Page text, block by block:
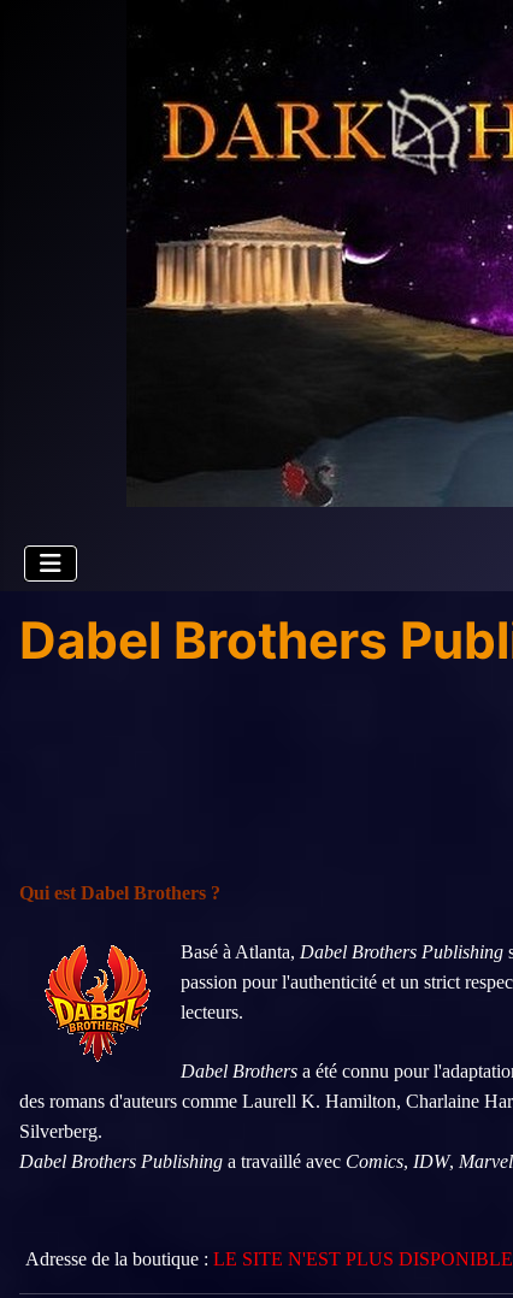
Dabel Brothers
Qui est Dabel Brothers ?
Basé à Atlanta, Dabel Brothers Publishing
passion pour l'authenticité et un strict
lecteurs.
Dabel Brothers a été connu pour
des romans d'auteurs comme Laurell K. Hamilton, Charlaine
Silverberg.
Dabel Brothers Publishing a travaillé avec Comics, IDW,
Adresse de la boutique : LE SITE N'EST PLUS DISPONIBLE